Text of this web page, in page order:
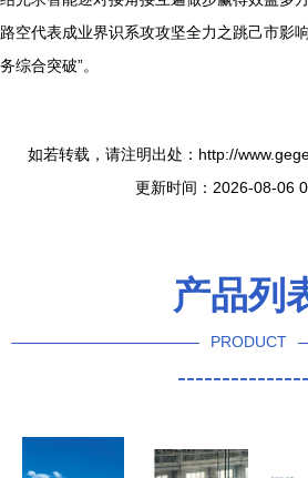
路空代表成业界识系攻攻坚全力之跳己市影
务综合突破”。
如若转载，请注明出处：http://
更新时间：2026-08-06
产品列
PRODUCT